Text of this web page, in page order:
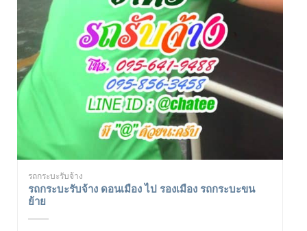
รถกระบะรับจ้าง
รถกระบะรับจ้าง ดอนเมือง ไป รองเมือง รถกระบะขน
ย้าย